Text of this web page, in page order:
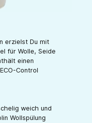
erzielst Du mit
für Wolle, Seide
einen
Control
weich und
Wollspülung